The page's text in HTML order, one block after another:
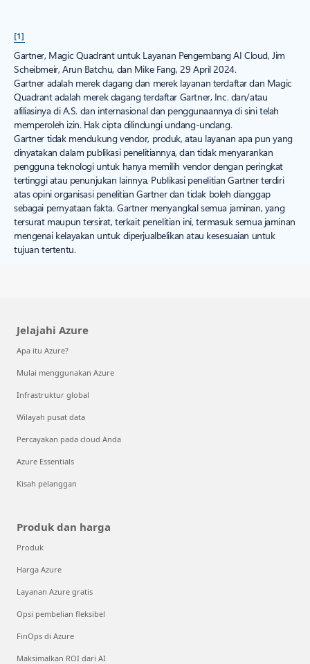
[1]
Gartner, Magic Quadrant untuk Layanan Pengembang AI Cloud, Jim
Scheibmeir, Arun Batchu, dan Mike Fang, 29 April 2024.
Gartner adalah merek dagang dan merek layanan terdaftar dan Magic
Quadrant adalah merek dagang terdaftar Gartner, Inc. dan/atau
afiliasinya di A.S. dan internasional dan penggunaannya di sini telah
memperoleh izin. Hak cipta dilindungi undang-undang.
Gartner tidak mendukung vendor, produk, atau layanan apa pun yang
dinyatakan dalam publikasi penelitiannya, dan tidak menyarankan
pengguna teknologi untuk hanya memilih vendor dengan peringkat
tertinggi atau penunjukan lainnya. Publikasi penelitian Gartner terdiri
atas opini organisasi penelitian Gartner dan tidak boleh dianggap
sebagai pernyataan fakta. Gartner menyangkal semua jaminan, yang
tersurat maupun tersirat, terkait penelitian ini, termasuk semua jaminan
mengenai kelayakan untuk diperjualbelikan atau kesesuaian untuk
tujuan tertentu.
Jelajahi Azure
Apa itu Azure?
Mulai menggunakan Azure
Infrastruktur global
Wilayah pusat data
Percayakan pada cloud Anda
Azure Essentials
Kisah pelanggan
Produk dan harga
Produk
Harga Azure
Layanan Azure gratis
Opsi pembelian fleksibel
FinOps di Azure
Maksimalkan ROI dari AI